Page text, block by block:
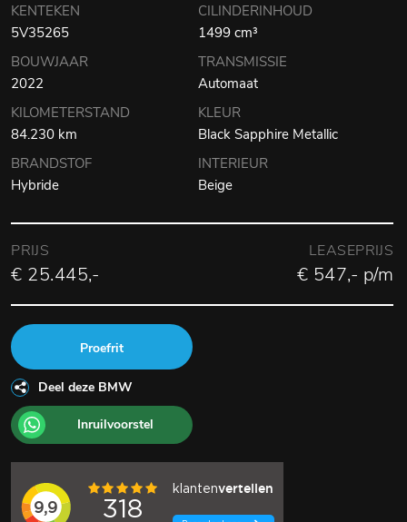
KENTEKEN
5V35265
CILINDERINHOUD
1499 cm³
BOUWJAAR
2022
TRANSMISSIE
Automaat
KILOMETERSTAND
84.230 km
KLEUR
Black Sapphire Metallic
BRANDSTOF
Hybride
INTERIEUR
Beige
PRIJS
€ 25.445,-
LEASEPRIJS
€ 547,- p/m
Proefrit
Deel deze BMW
Inruilvoorstel